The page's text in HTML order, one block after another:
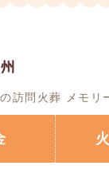
ペ
訪問火葬 メモリ